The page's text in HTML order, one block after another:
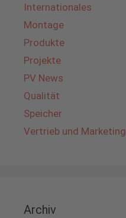
Internationales
Montage
Produkte
Projekte
PV News
Qualität
Speicher
Vertrieb und Marketing
Archiv